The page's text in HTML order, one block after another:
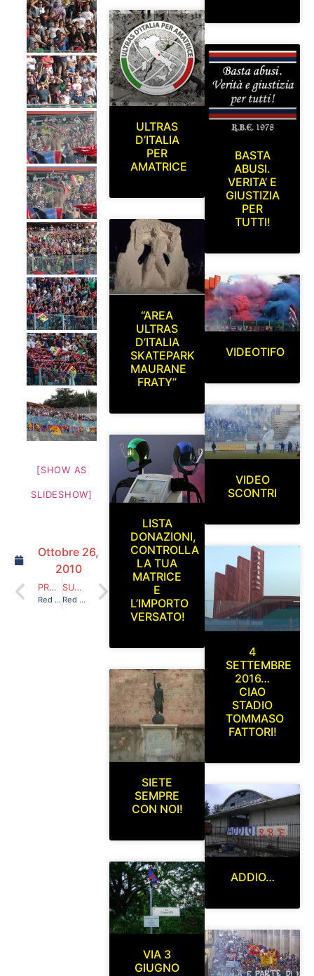
[SHOW AS
SLIDESHOW]
Ottobre 26,
2010
PRECEDENTE
Red Blue Eagles L’Aquila 1978 a Celano (Coppa Italia) 22/08/2010
SUCCESSIVO
Red Blue Eagles L’Aquila 1978 a San Giovanni Val D’Arno – 12/09/2010
ULTRAS
D’ITALIA
PER
AMATRICE
“AREA
ULTRAS
D’ITALIA
SKATEPARK
MAURANE
FRATY”
LISTA
DONAZIONI,
CONTROLLA
LA TUA
MATRICE
E
L’IMPORTO
VERSATO!
SIETE
SEMPRE
CON NOI!
VIA 3
GIUGNO
BASTA
ABUSI.
VERITA’ E
GIUSTIZIA
PER
TUTTI!
VIDEOTIFO
VIDEO
SCONTRI
4
SETTEMBRE
2016…
CIAO
STADIO
TOMMASO
FATTORI!
ADDIO…